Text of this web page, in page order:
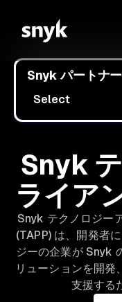
Snyk パートナー
Select
Snyk
ライア
Snyk テクノロジー
(TAPP) は、開発者
ジーの企業が Snyk
リューションを開発
支援する